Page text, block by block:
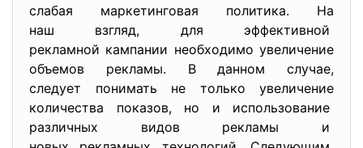
слабая маркетинговая политика. На
наш взгляд, для эффективной
рекламной кампании необходимо увеличение
объемов рекламы. В данном случае,
следует понимать не только увеличение
количества показов, но и использование
различных видов рекламы и